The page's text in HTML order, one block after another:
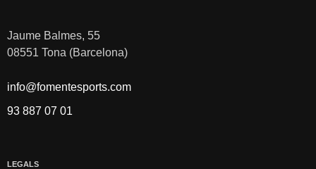
Jaume Balmes, 55
08551 Tona (Barcelona)
info@fomentesports.com
93 887 07 01
LEGALS